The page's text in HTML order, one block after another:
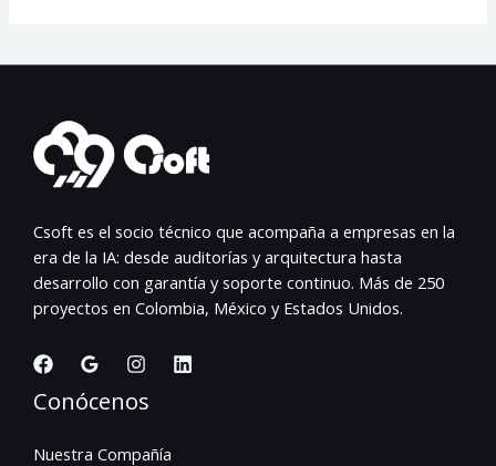
Csoft es el socio técnico que acompaña a empresas en la
era de la IA: desde auditorías y arquitectura hasta
desarrollo con garantía y soporte continuo. Más de 250
proyectos en Colombia, México y Estados Unidos.
Conócenos
Nuestra Compañía